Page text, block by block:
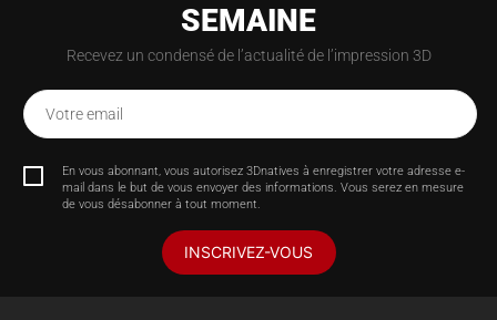
SEMAINE
Recevez un condensé de l’actualité de l’impression 3D
Votre email
En vous abonnant, vous autorisez 3Dnatives à enregistrer votre adresse e-
mail dans le but de vous envoyer des informations. Vous serez en mesure
de vous désabonner à tout moment.
INSCRIVEZ-VOUS